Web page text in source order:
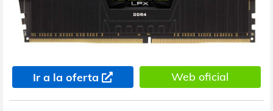
Ir a la oferta Web oficial